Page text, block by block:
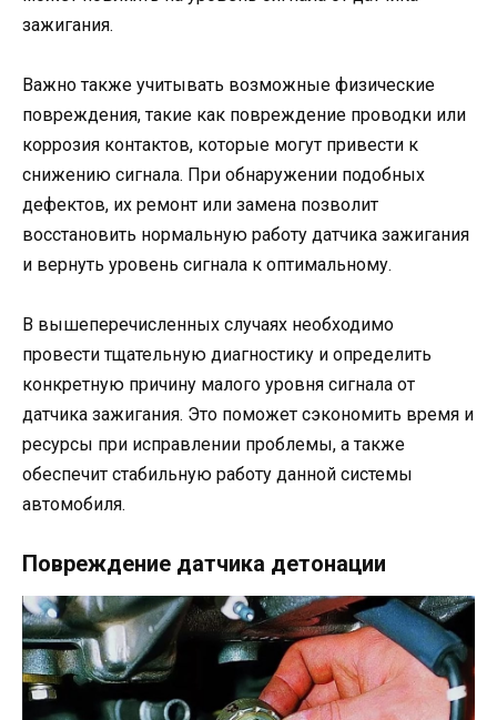
зажигания.
Важно также учитывать возможные физические
повреждения, такие как повреждение проводки или
коррозия контактов, которые могут привести к
снижению сигнала. При обнаружении подобных
дефектов, их ремонт или замена позволит
восстановить нормальную работу датчика зажигания
и вернуть уровень сигнала к оптимальному.
В вышеперечисленных случаях необходимо
провести тщательную диагностику и определить
конкретную причину малого уровня сигнала от
датчика зажигания. Это поможет сэкономить время и
ресурсы при исправлении проблемы, а также
обеспечит стабильную работу данной системы
автомобиля.
Повреждение датчика детонации